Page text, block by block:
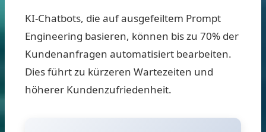
KI-Chatbots, die auf ausgefeiltem Prompt
Engineering basieren, können bis zu 70% der
Kundenanfragen automatisiert bearbeiten.
Dies führt zu kürzeren Wartezeiten und
höherer Kundenzufriedenheit.